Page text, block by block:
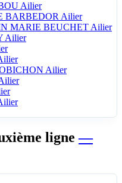
Ailier
BARBEDOR Ailier
MARIE BEUCHET Ailier
Ailier
Ailier
ligne—